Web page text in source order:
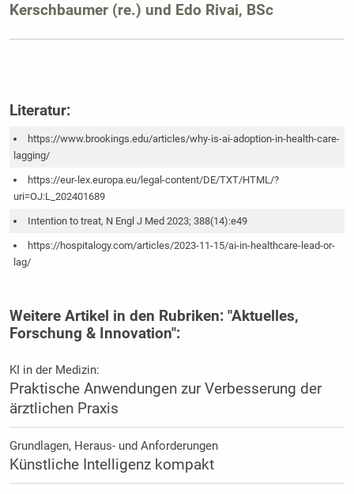
Kerschbaumer (re.) und Edo Rivai, BSc
Literatur:
https://www.brookings.edu/articles/why-is-ai-adoption-in-health-care-
lagging/
https://eur-lex.europa.eu/legal-content/DE/TXT/HTML/?
uri=OJ:L_202401689
Intention to treat, N Engl J Med 2023; 388(14):e49
https://hospitalogy.com/articles/2023-11-15/ai-in-healthcare-lead-or-
lag/
Weitere Artikel in den Rubriken: "Aktuelles,
Forschung & Innovation":
KI in der Medizin:
Praktische Anwendungen zur Verbesserung der
ärztlichen Praxis
Grundlagen, Heraus- und Anforderungen
Künstliche Intelligenz kompakt